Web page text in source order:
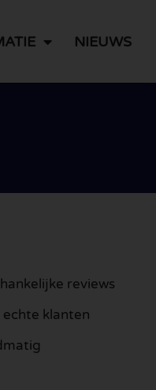
NIEUWS
reviews
klanten